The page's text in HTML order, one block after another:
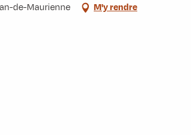
de-Maurienne M'y rendre